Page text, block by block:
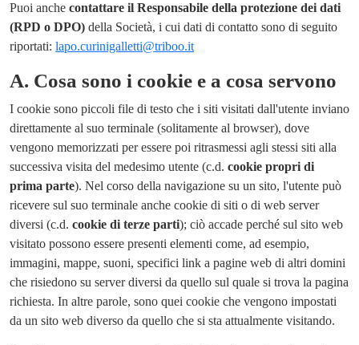
Puoi anche contattare il Responsabile della protezione dei dati
(RPD o DPO) della Società, i cui dati di contatto sono di seguito
riportati: lapo.curinigalletti@triboo.it
A. Cosa sono i cookie e a cosa servono
I cookie sono piccoli file di testo che i siti visitati dall'utente inviano
direttamente al suo terminale (solitamente al browser), dove
vengono memorizzati per essere poi ritrasmessi agli stessi siti alla
successiva visita del medesimo utente (c.d. cookie propri di
prima parte). Nel corso della navigazione su un sito, l'utente può
ricevere sul suo terminale anche cookie di siti o di web server
diversi (c.d. cookie di terze parti); ciò accade perché sul sito web
visitato possono essere presenti elementi come, ad esempio,
immagini, mappe, suoni, specifici link a pagine web di altri domini
che risiedono su server diversi da quello sul quale si trova la pagina
richiesta. In altre parole, sono quei cookie che vengono impostati
da un sito web diverso da quello che si sta attualmente visitando.